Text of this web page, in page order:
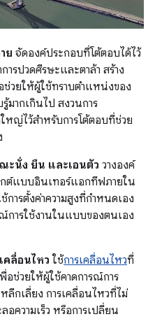
ย จัดองค์ประกอบที่โต้ตอบได้ไว้
ารปวดศีรษะและตาล้า สร้าง
วยให้ผู้ใช้ทราบตำแหน่งของ
มากเกินไป สงวนการ
หญ่ไว้สำหรับการโต้ตอบที่ช่วย
ะนั่ง ยืน และเอนตัว วางองค์
ต์แบบอินเทอร์แอกทีฟภายใน
การตั้งค่าความสูงที่กำหนดเอง
การใช้งานในแบบของตนเอง
คลื่อนไหว ใช้การเคลื่อนไหวที่
อช่วยให้ผู้ใช้คาดการณ์การ
กเลี่ยง การเคลื่อนไหวที่ไม่
ลอความเร็ว หรือการเปลี่ยน